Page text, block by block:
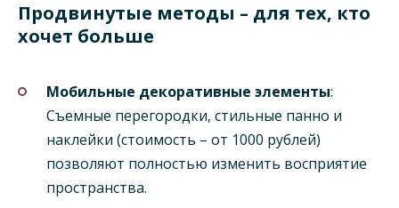
Продвинутые методы – для тех, кто
хочет больше
Мобильные декоративные элементы:
Съемные перегородки, стильные панно и
наклейки (стоимость – от 1000 рублей)
позволяют полностью изменить восприятие
пространства.